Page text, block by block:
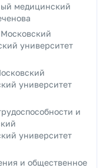
медицинский
университет
университет
и
университет
и общественное